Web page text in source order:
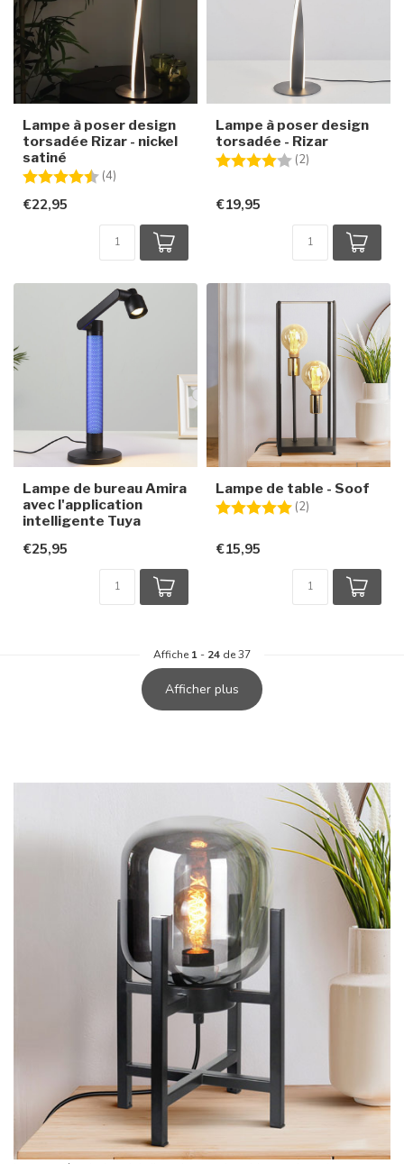
Lampe à poser design
torsadée Rizar - nickel
satiné
Note:
(4)
€22,95
Lampe à poser design
torsadée - Rizar
Note:
(2)
€19,95
Lampe de bureau Amira
avec l'application
intelligente Tuya
€25,95
Lampe de table - Soof
Note:
(2)
€15,95
Affiche 1 - 24 de 37
Afficher plus